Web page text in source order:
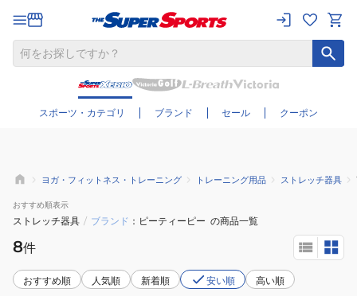
スポーツ・カテゴリ ブランド セール クーポン
さらに絞り込む
ヨガ・フィットネス・トレーニング トレーニング用品 ストレッチ器具
おすすめ順表示
ストレッチ器具 / ブランド ピーティーピー の商品一覧
8件
おすすめ順 人気順 新着順 安い順 高い順